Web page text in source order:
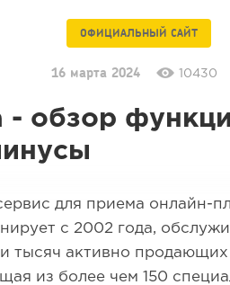
ОФИЦИАЛЬНЫЙ САЙТ
16 марта 2024 10430
- обзор
для приема онлайн-
с 2002 года,
тысяч активно
из более чем 150